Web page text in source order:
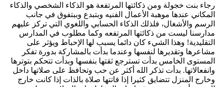
رجاء بنت خجولة ومن ذكائتها المرتفعة هو الذكاء الشخصي والذكاء
المكاني عندها موهبة الأعمال الفنيه وبتبدع وببتفوق في جانب
الرسم والأشغال، فلذلك الذكاء الحسابي واللغوي التي تركز عليهم
مدارسنا ليست من ذكائتها المرتفعه وكما مطلوب في المدارس
التقليدية! وهذا الشيء كان دائما يسبب لها الإحباط ويؤثر على
مشاعرها وتقديرها لنفسها وعندما بدأت بالمشاركة بدورة تفكر
المستوى الخامس بدأت تسترجع ثقتها بنفسها وبدأت تتحكم بتوترها
وانفعالاتها. بدأت تذكر الله أكثر عن حب وتحافظ على صلاتها داخل
وخارج المنزل تتضايق كثيرا إذا فاتتها صلاة بالذات إذا كانت خارج